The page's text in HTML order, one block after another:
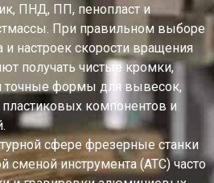
ПНД, ПП, пенопласт и
При правильном выборе
настроек скорости вращения
получать чистые кромки,
и точные формы для вывесок,
компонентов и
сфере фрезерные станки
сменой инструмента (ATC) часто